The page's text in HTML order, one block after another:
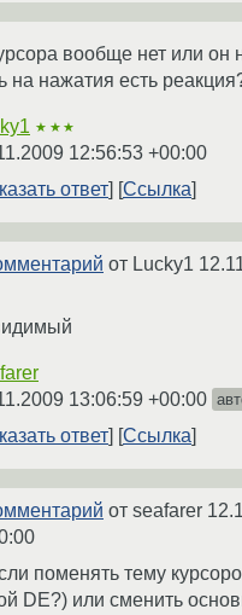
вообще нет или он
на нажатия есть
★★★
12:56:53 +00:00
ответ
Ссылка
от Lucky1
13:06:59 +00:00
ответ Ссылка
от seafarer
поменять тему
DE?) или сменить